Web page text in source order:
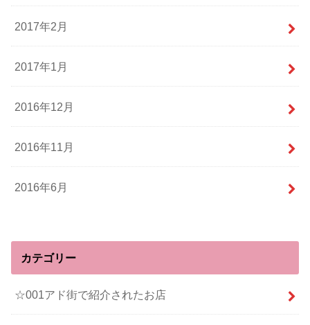
2017年2月
2017年1月
2016年12月
2016年11月
2016年6月
カテゴリー
☆001アド街で紹介されたお店